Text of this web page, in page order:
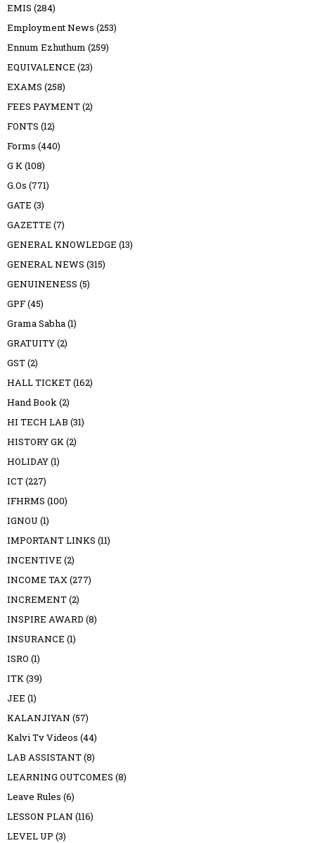
EMIS (284)
Employment News (253)
Ennum Ezhuthum (259)
EQUIVALENCE (23)
EXAMS (258)
FEES PAYMENT(2)
FONTS (12)
Forms (440)
G K(108)
G.Os (771)
GATE (3)
GAZETTE (7)
GENERAL KNOWLEDGE (13)
GENERAL NEWS (315)
GENUINENESS (5)
GPF(45)
Grama Sabha(1)
GRATUITY(2)
GST(2)
HALL TICKET(162)
Hand Book(2)
HI TECH LAB (31)
HISTORY GK(2)
HOLIDAY(1)
ICT(227)
IFHRMS (100)
IGNOU (1)
IMPORTANT LINKS (11)
INCENTIVE (2)
INCOME TAX(277)
INCREMENT(2)
INSPIRE AWARD (8)
INSURANCE (1)
ISRO (1)
ITK(39)
JEE (1)
KALANJIYAN (57)
Kalvi Tv Videos (44)
LAB ASSISTANT(8)
LEARNING OUTCOMES (8)
Leave Rules (6)
LESSON PLAN (116)
LEVEL UP (3)